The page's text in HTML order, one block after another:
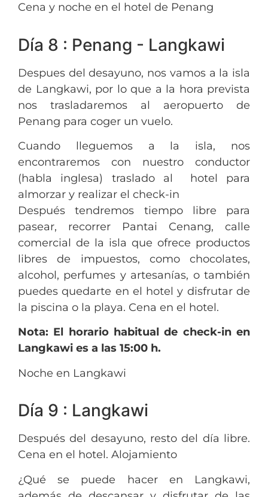
Cena y noche en el hotel de Penang
Día 8 : Penang - Langkawi
Despues del desayuno, nos vamos a la isla
de Langkawi, por lo que a la hora prevista
nos trasladaremos al aeropuerto de
Penang para coger un vuelo.
Cuando lleguemos a la isla, nos
encontraremos con nuestro conductor
(habla inglesa) traslado al hotel para
almorzar y realizar el check-in
Después tendremos tiempo libre para
pasear, recorrer Pantai Cenang, calle
comercial de la isla que ofrece productos
libres de impuestos, como chocolates,
alcohol, perfumes y artesanías, o también
puedes quedarte en el hotel y disfrutar de
la piscina o la playa. Cena en el hotel.
Nota: El horario habitual de check-in en
Langkawi es a las 15:00 h.
Noche en Langkawi
Día 9 : Langkawi
Después del desayuno, resto del día libre.
Cena en el hotel. Alojamiento
¿Qué se puede hacer en Langkawi,